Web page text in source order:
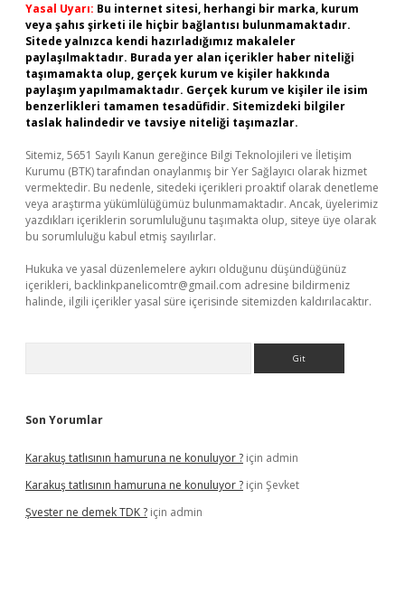
Yasal Uyarı: Bu internet sitesi, herhangi bir marka, kurum
veya şahıs şirketi ile hiçbir bağlantısı bulunmamaktadır.
Sitede yalnızca kendi hazırladığımız makaleler
paylaşılmaktadır. Burada yer alan içerikler haber niteliği
taşımamakta olup, gerçek kurum ve kişiler hakkında
paylaşım yapılmamaktadır. Gerçek kurum ve kişiler ile isim
benzerlikleri tamamen tesadüfidir. Sitemizdeki bilgiler
taslak halindedir ve tavsiye niteliği taşımazlar.
Sitemiz, 5651 Sayılı Kanun gereğince Bilgi Teknolojileri ve İletişim
Kurumu (BTK) tarafından onaylanmış bir Yer Sağlayıcı olarak hizmet
vermektedir. Bu nedenle, sitedeki içerikleri proaktif olarak denetleme
veya araştırma yükümlülüğümüz bulunmamaktadır. Ancak, üyelerimiz
yazdıkları içeriklerin sorumluluğunu taşımakta olup, siteye üye olarak
bu sorumluluğu kabul etmiş sayılırlar.
Hukuka ve yasal düzenlemelere aykırı olduğunu düşündüğünüz
içerikleri, backlinkpanelicomtr@gmail.com adresine bildirmeniz
halinde, ilgili içerikler yasal süre içerisinde sitemizden kaldırılacaktır.
Son Yorumlar
Karakuş tatlısının hamuruna ne konuluyor ? için admin
Karakuş tatlısının hamuruna ne konuluyor ? için Şevket
Şvester ne demek TDK ? için admin